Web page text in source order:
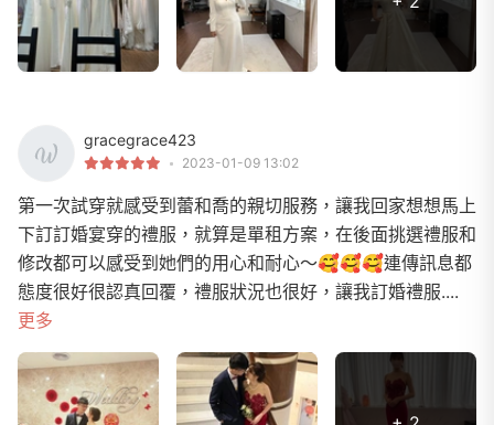
gracegrace423
2023-01-09 13:02
第一次試穿就感受到蕾和喬的親切服務，讓我回家想想馬上
下訂訂婚宴穿的禮服，就算是單租方案，在後面挑選禮服和
修改都可以感受到她們的用心和耐心～🥰🥰🥰連傳訊息都
態度很好很認真回覆，禮服狀況也很好，讓我訂婚禮服....
更多